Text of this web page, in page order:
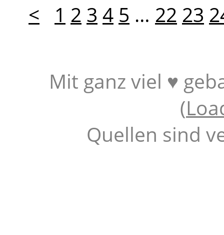
< 1 2 3 4 5 … 22 23
Mit ganz viel ♥
(
Quellen sind